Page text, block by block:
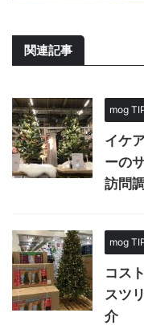
関連記事
mog
イケ
ーの
訪問
mog
コス
スツ
介